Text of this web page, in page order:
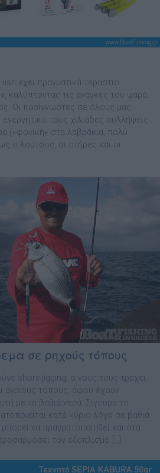
έχει πραγµατικά τεράστιο
καλύπτοντας τις ανάγκες του ψαρά
Οι πασίγνωστες σε όλους µας
τους χιλιάδες συλλήψεις
(«φονική» στα λαβράκια, πολύ
ο λούτσος, οι στήρες και οι
σε ρηχούς τόπους
shore jigging, ο νους τους τρέχει
άγριους τόπους, αφού έχουν
µε τα βαθιά νερά. Σίγουρα το
κατά κύριο λόγο σε βαθιά
να πραγµατοποιηθεί και στα
τον εξοπλισµό […]